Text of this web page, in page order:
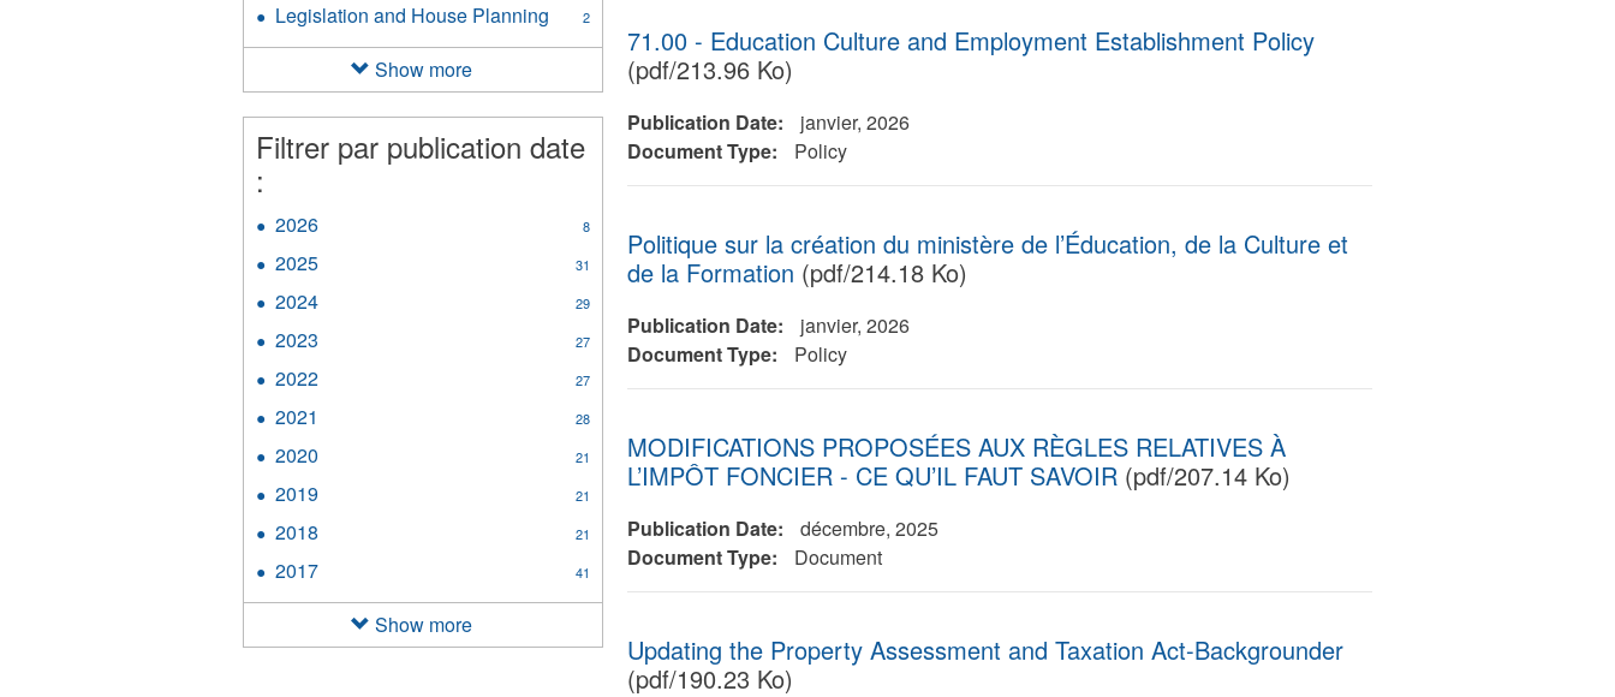
71.00 - Education Culture and Employment Establishment Policy
(pdf/213.96 Ko)
Publication Date:
janvier, 2026
Document Type:
Policy
Politique sur la création du ministère de l’Éducation, de la Culture et
de la Formation (pdf/214.18 Ko)
Publication Date:
janvier, 2026
Document Type:
Policy
MODIFICATIONS PROPOSÉES AUX RÈGLES RELATIVES À
L’IMPÔT FONCIER - CE QU’IL FAUT SAVOIR(pdf/207.14 Ko)
Publication Date:
décembre, 2025
Document Type:
Document
Updating the Property Assessment and Taxation Act-Backgrounder
(pdf/190.23 Ko)
filter
filter
Legislation and House Planning 2
Apply
Legislation
House
Planning
filter
Show more
Filtrer par publication date
:
2026 8
2025 31
2024 29
2023 27
2022 27
2021 28
2020 21
2019 21
2018 21
2017 41
filter
Show more